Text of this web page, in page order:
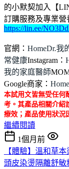
的小默契加入【
訂購服務及專業營
https://lin.ee/
官網： HomeDr.我
常健康Instagram：
我的家庭醫師
Google商家：
本試用文皆無受任何
考。其產品相關介紹
療效；產品使用狀況
繼續閱讀
1個月前
【體驗】溫和草
頭皮染燙隔離舒